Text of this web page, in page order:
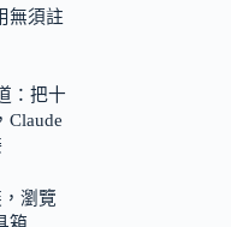
無須註
：把十
Claude
瀏覽